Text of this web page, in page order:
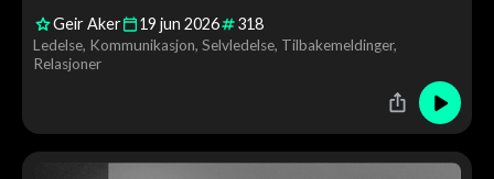
praktisk samtale om kommunikasjon, krav, relasjoner og
ledelse i hverdagen.
Geir Aker 19 jun 2026 318
Ledelse Kommunikasjon Selvledelse Tilbakemeldinger
Relasjoner